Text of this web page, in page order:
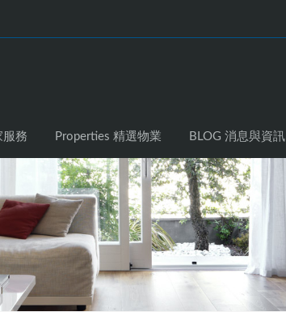
Home 主頁 Services 磚家服務
服務 Properties 精選物業 BLOG 消息與資訊